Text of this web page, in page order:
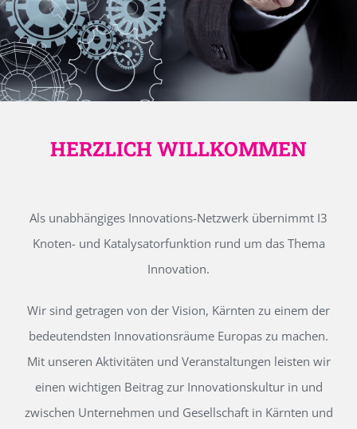
HERZLICH WILLKOMMEN
Als unabhängiges Innovations-Netzwerk übernimmt I3
Knoten- und Katalysatorfunktion rund um das Thema
Innovation.
Wir sind getragen von der Vision, Kärnten zu einem der
bedeutendsten Innovationsräume Europas zu machen.
Mit unseren Aktivitäten und Veranstaltungen leisten wir
einen wichtigen Beitrag zur Innovationskultur in und
zwischen Unternehmen und Gesellschaft in Kärnten und